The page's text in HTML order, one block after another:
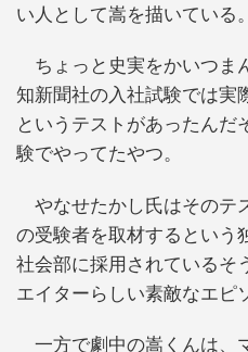
い人として嵩を描いている。
ちょっと史実をかいつま
知新聞社の入社試験では実
というテストがあったんだ
験でやってたやつ。
やなせたかし氏はそのテ
の受験者を取材するという
社会部に採用されているそ
エイターらしい素敵なエピ
一方で劇中の嵩くんは、